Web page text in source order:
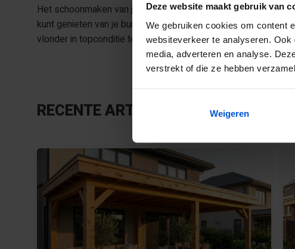
Deze website maakt gebruik van
We gebruiken cookies om content
websiteverkeer te analyseren.
media, adverteren en analyse.
verstrekt of die ze hebben
Weigeren
Het schoonmaken van je composiet vlonderplanken is
kunt genieten van je buitenruimte. Regelmatig schoonmaken
vlonder in topconditie te houden!
RECENTE ARTIKELEN